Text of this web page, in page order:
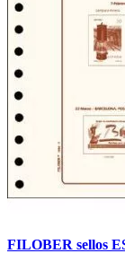
FILOBER sellos